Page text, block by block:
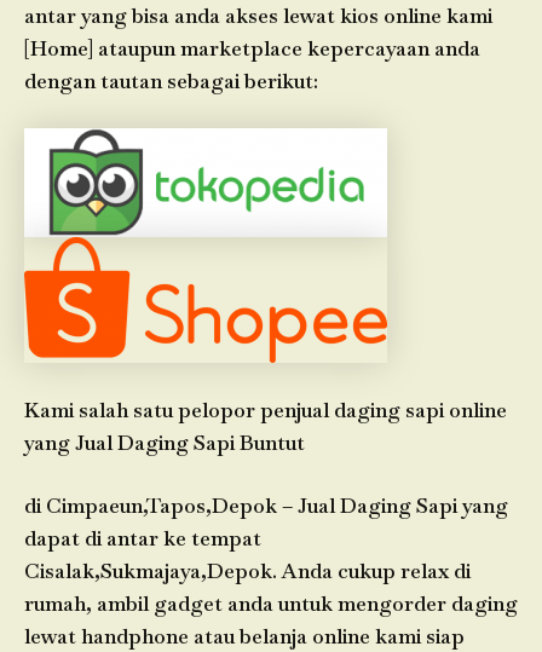
antar yang bisa anda akses lewat kios online kami
[Home] ataupun marketplace kepercayaan anda
dengan tautan sebagai berikut:
Kami salah satu pelopor penjual daging sapi online
yang Jual Daging Sapi Buntut
di Cimpaeun,Tapos,Depok – Jual Daging Sapi yang
dapat di antar ke tempat
Cisalak,Sukmajaya,Depok. Anda cukup relax di
rumah, ambil gadget anda untuk mengorder daging
lewat handphone atau belanja online kami siap